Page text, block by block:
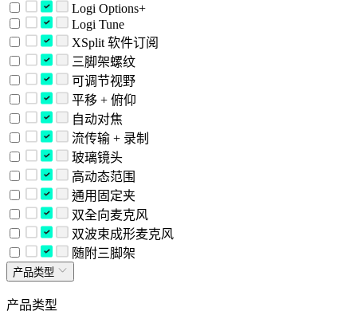
Logi Options+
Logi Tune
XSplit 软件订阅
三脚架螺纹
可调节视野
平移 + 俯仰
自动对焦
流传输 + 录制
玻璃镜头
高动态范围
通用固定夹
双全向麦克风
双波束成形麦克风
随附三脚架
产品类型
产品类型